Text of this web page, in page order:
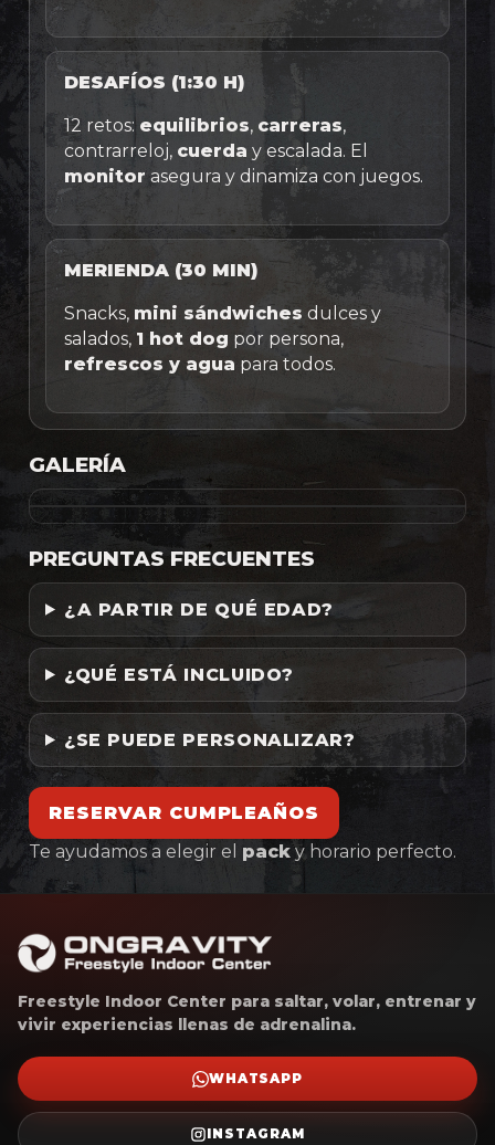
DESAFÍOS (1:30 H)
12 retos: equilibrios, carreras,
contrarreloj, cuerda y escalada. El
monitor asegura y dinamiza con juegos.
MERIENDA (30 MIN)
Snacks, mini sándwiches dulces y
salados, 1 hot dog por persona,
refrescos y agua para todos.
GALERÍA
PREGUNTAS FRECUENTES
¿A PARTIR DE QUÉ EDAD?
¿QUÉ ESTÁ INCLUIDO?
¿SE PUEDE PERSONALIZAR?
RESERVAR CUMPLEAÑOS
Te ayudamos a elegir el packy horario perfecto.
Freestyle Indoor Center para saltar, volar, entrenar y
vivir experiencias llenas de adrenalina.
WHATSAPP
INSTAGRAM